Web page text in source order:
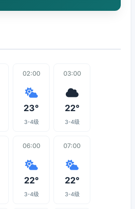
02:00
23°
3-4级
03:00
22°
3-4级
06:00
22°
3-4级
07:00
22°
3-4级